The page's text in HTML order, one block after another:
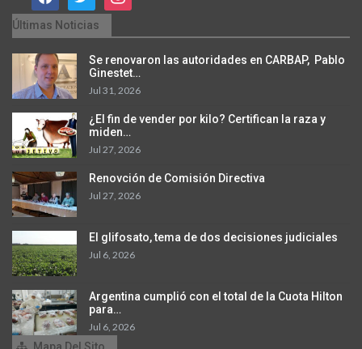
Últimas Noticias
Se renovaron las autoridades en CARBAP, Pablo
Ginestet…
Jul 31, 2026
¿El fin de vender por kilo? Certifican la raza y
miden…
Jul 27, 2026
Renovción de Comisión Directiva
Jul 27, 2026
El glifosato, tema de dos decisiones judiciales
Jul 6, 2026
Argentina cumplió con el total de la Cuota Hilton
para…
Jul 6, 2026